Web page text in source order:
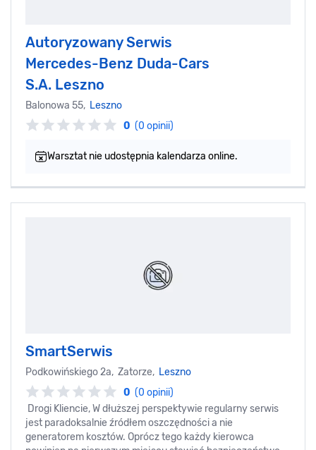
Autoryzowany Serwis
Mercedes-Benz Duda-Cars
S.A. Leszno
Balonowa 55, Leszno
0 (0 opinii)
Warsztat nie udostępnia kalendarza online.
SmartSerwis
Podkowińskiego 2a, Zatorze, Leszno
0 (0 opinii)
Drogi Kliencie, W dłuższej perspektywie regularny serwis
jest paradoksalnie źródłem oszczędności a nie
generatorem kosztów. Oprócz tego każdy kierowca